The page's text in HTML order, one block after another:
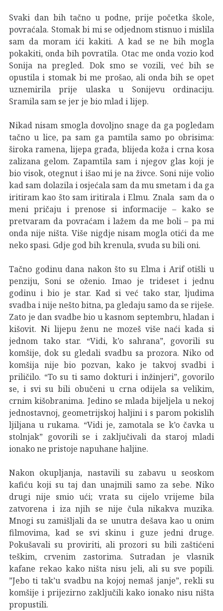
Svaki dan bih tačno u podne, prije početka škole,
povraćala. Stomak bi mi se odjednom stisnuo i mislila
sam da moram ići kakiti. A kad se ne bih mogla
pokakiti, onda bih povratila. Otac me onda vozio kod
Sonija na pregled. Dok smo se vozili, već bih se
opustila i stomak bi me prošao, ali onda bih se opet
uznemirila prije ulaska u Sonijevu ordinaciju.
Sramila sam se jer je bio mlad i lijep.
Nikad nisam smogla dovoljno snage da ga pogledam
tačno u lice, pa sam ga pamtila samo po obrisima:
široka ramena, lijepa građa, blijeda koža i crna kosa
zalizana gelom. Zapamtila sam i njegov glas koji je
bio visok, otegnut i išao mi je na živce. Soni nije volio
kad sam dolazila i osjećala sam da mu smetam i da ga
iritiram kao što sam iritirala i Elmu. Znala sam da o
meni pričaju i prenose si informacije – kako se
pretvaram da povraćam i lažem da me boli – pa mi
onda nije ništa. Više nigdje nisam mogla otići da me
neko spasi. Gdje god bih krenula, svuda su bili oni.
Tačno godinu dana nakon što su Elma i Arif otišli u
penziju, Soni se oženio. Imao je trideset i jednu
godinu i bio je star. Kad si već tako star, ljudima
svadba i nije nešto bitna, pa gledaju samo da se riješe.
Zato je dan svadbe bio u kasnom septembru, hladan i
kišovit. Ni lijepu ženu ne mozeš više naći kada si
jednom tako star. “Vidi, k’o sahrana”, govorili su
komšije, dok su gledali svadbu sa prozora. Niko od
komšija nije bio pozvan, kako je takvoj svadbi i
priličilo. “To su ti samo dokturi i inžinjeri”, govorilo
se, i svi su bili obučeni u crna odijela sa velikim,
crnim kišobranima. Jedino se mlada bijeljela u nekoj
jednostavnoj, geometrijskoj haljini i s parom pokislih
ljiljana u rukama. “Vidi je, zamotala se k’o čavka u
stolnjak” govorili se i zaključivali da staroj mladi
ionako ne pristoje napuhane haljine.
Nakon okupljanja, nastavili su zabavu u seoskom
kafiću koji su taj dan unajmili samo za sebe. Niko
drugi nije smio ući; vrata su cijelo vrijeme bila
zatvorena i iza njih se nije čula nikakva muzika.
Mnogi su zamišljali da se unutra dešava kao u onim
filmovima, kad se svi skinu i guze jedni druge.
Pokušavali su proviriti, ali prozori su bili zaštićeni
teškim, crvenim zastorima. Sutradan je vlasnik
kafane rekao kako ništa nisu jeli, ali su sve popili.
”Jebo ti tak’u svadbu na kojoj nemaš janje”, rekli su
komšije i prijezirno zaključili kako ionako nisu ništa
propustili.